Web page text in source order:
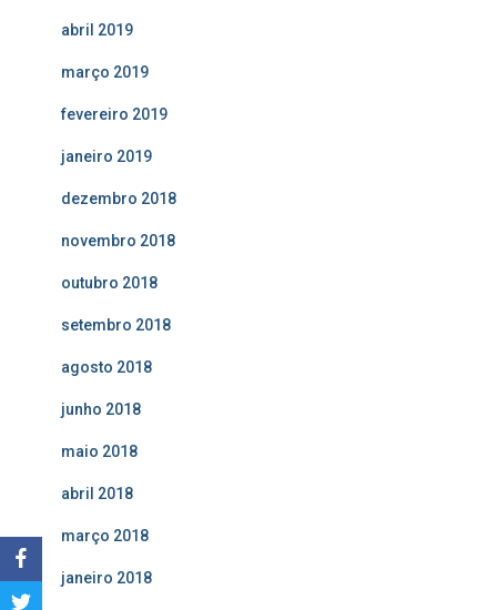
abril 2019
março 2019
fevereiro 2019
janeiro 2019
dezembro 2018
novembro 2018
outubro 2018
setembro 2018
agosto 2018
junho 2018
maio 2018
abril 2018
março 2018
janeiro 2018